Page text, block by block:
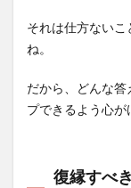
それは仕方ないこ
ね。
だから、どんな
プできるよう心が
復縁すべ